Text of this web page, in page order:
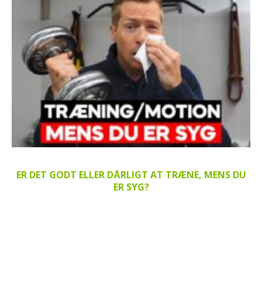
ER DET GODT ELLER DÅRLIGT AT TRÆNE, MENS DU
ER SYG?